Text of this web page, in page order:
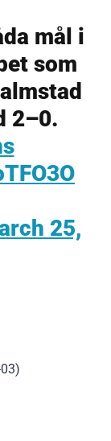
mål i
som
2–0.
25,